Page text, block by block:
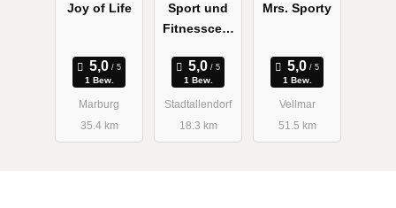
Joy of Life
1 Bew.
Marburg
35.4 km
Sport und
Fitnesscent
1 Bew.
Stadtallendorf
18.3 km
Mrs. Sporty
1 Bew.
Vellmar
51.5 km